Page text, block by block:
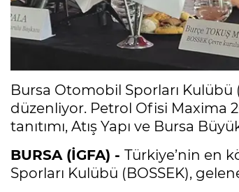
Bursa Otomobil Sporları Kulübü
düzenliyor. Petrol Ofisi Maxima
tanıtımı, Atış Yapı ve Bursa
BURSA (İGFA) - Türkiye’nin en
Sporları Kulübü (BOSSEK),